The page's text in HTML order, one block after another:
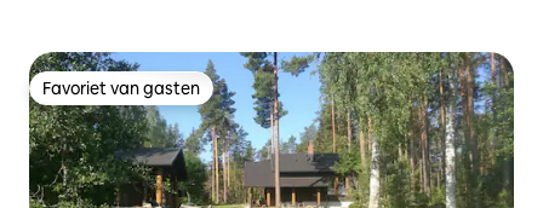
Favoriet van gasten
Favoriet van gasten